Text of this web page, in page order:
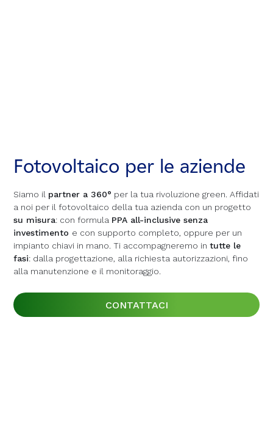
Fotovoltaico per le aziende
Siamo il partner a 360° per la tua rivoluzione green. Affidati
a noi per il fotovoltaico della tua azienda con un progetto
su misura: con formula PPA all-inclusive senza
investimento e con supporto completo, oppure per un
impianto chiavi in mano. Ti accompagneremo in tutte le
fasi: dalla progettazione, alla richiesta autorizzazioni, fino
alla manutenzione e il monitoraggio.
CONTATTACI
Fotovoltaico per le aziende
Siamo il partner a 360° per la tua rivoluzione green. Affidati
a noi per il fotovoltaico della tua azienda con un progetto
su misura: con formula PPA all-inclusive senza
investimento e con supporto completo, oppure per un
impianto chiavi in mano. Ti accompagneremo in tutte le
fasi: dalla progettazione, alla richiesta autorizzazioni, fino
alla manutenzione e il monitoraggio.
CONTATTACI
Fotovoltaico per le aziende
Siamo il partner a 360° per la tua rivoluzione green. Affidati
a noi per il fotovoltaico della tua azienda con un progetto
su misura: con formula PPA all-inclusive senza
investimento e con supporto completo, oppure per un
impianto chiavi in mano. Ti accompagneremo in tutte le
fasi: dalla progettazione, alla richiesta autorizzazioni, fino
alla manutenzione e il monitoraggio.
CONTATTACI